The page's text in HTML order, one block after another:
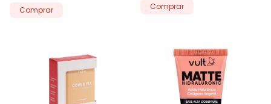
Comprar Comprar